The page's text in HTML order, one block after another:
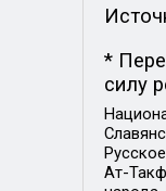
*
силу
Ат-